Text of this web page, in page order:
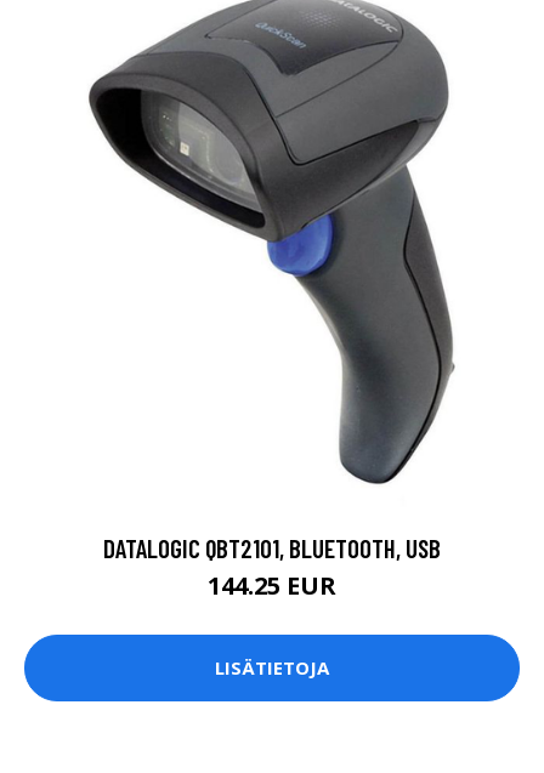
DATALOGIC QBT2101, BLUETOOTH, USB
144.25 EUR
LISÄTIETOJA